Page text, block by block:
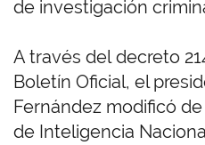
de investigación
A través del decreto
Boletín Oficial, el
Fernández modificó
de Inteligencia